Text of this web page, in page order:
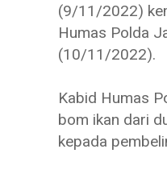
(9/11/2022)
Humas Polda
(10/11/2022).
Kabid Humas
bom ikan dari
kepada